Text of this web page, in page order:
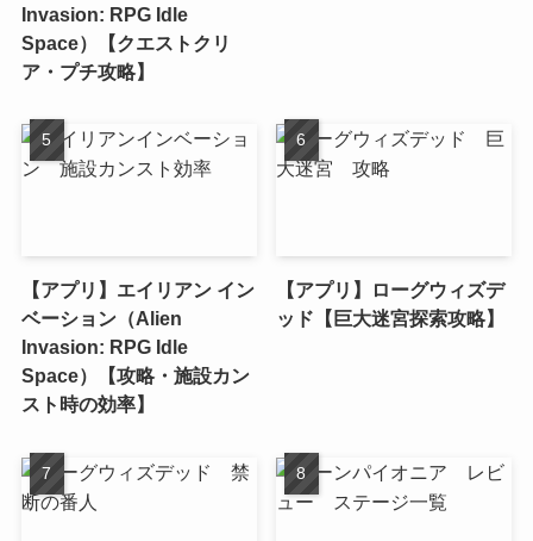
Invasion: RPG Idle
Space）【クエストクリ
ア・プチ攻略】
【アプリ】エイリアン イン
ベーション（Alien
Invasion: RPG Idle
Space）【攻略・施設カン
スト時の効率】
【アプリ】ローグウィズデ
ッド【巨大迷宮探索攻略】